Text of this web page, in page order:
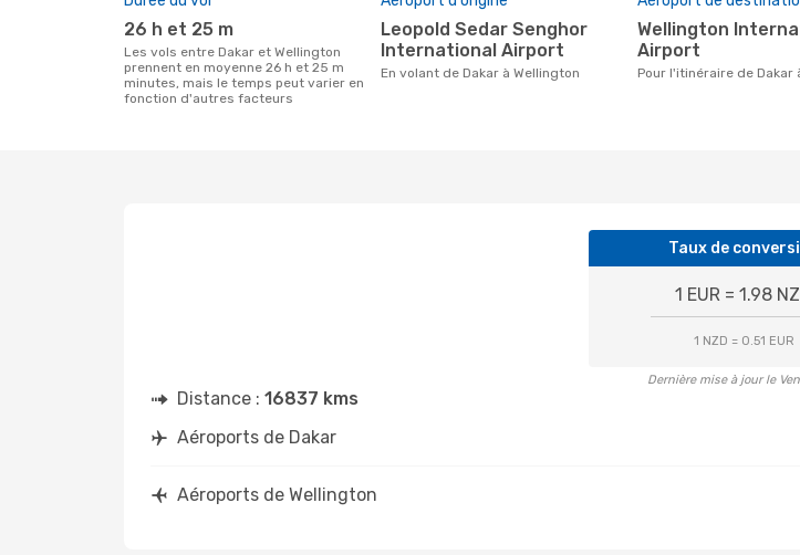
26 h et 25 m
Les vols entre Dakar et Wellington
prennent en moyenne 26 h et 25 m
minutes, mais le temps peut varier en
fonction d'autres facteurs
Leopold Sedar Senghor
International Airport
En volant de Dakar à Wellington
Wellington International
Airport
Pour l'itinéraire de Dakar
Taux de
1 EUR = 1.98
1 NZD = 0.51 EUR
Dernière mise à jour le
Distance : 16837 kms
Aéroports de Dakar
Aéroports de Wellington